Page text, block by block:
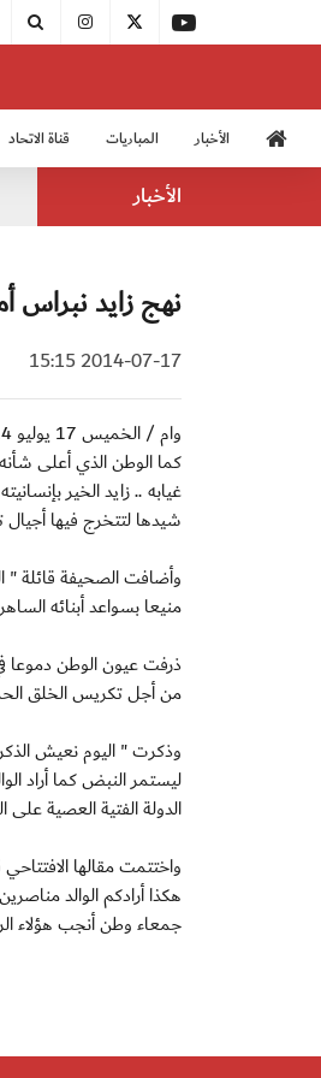
الأخبار المباريات قناة الاتحاد
الأخبار
نهج زايد نبراس
2014-07-17 15:15
كما الوطن الذي أعلى
غيابه .. زايد الخير
شيدها لتتخرج فيها
وأضافت الصحيفة قائلة "
منيعا بسواعد أبنائه
ذرفت عيون الوطن دموعا
من أجل تكريس الخلق
وذكرت " اليوم نعيش
ليستمر النبض كما أراد
الدولة الفتية العصية
واختتمت مقالها
هكذا أرادكم الوالد
جمعاء وطن أنجب هؤلاء